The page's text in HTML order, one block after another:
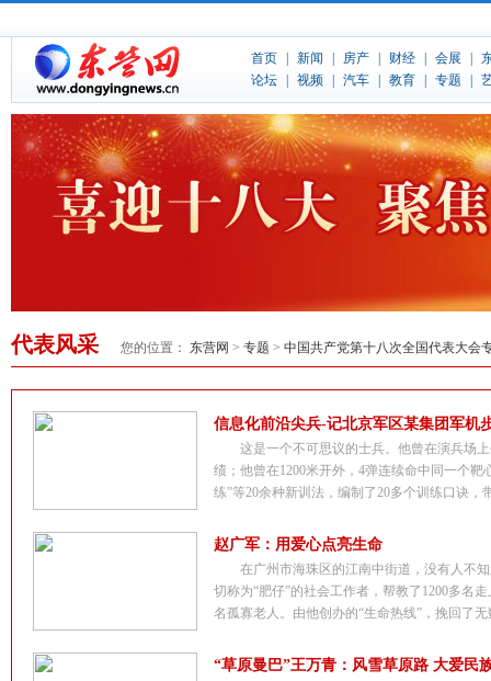
代表风采 您的位置： 东营网 > 专题 > 中国共产党第十八次全国代表大会
信息化前沿尖兵-记北京军区某集团军机
这是一个不可思议的士兵。他曾在演兵场
绩；他曾在1200米开外，4弹连续命中同一个靶
练”等20余种新训法，编制了20多个训练口诀，
赵广军：用爱心点亮生命
在广州市海珠区的江南中街道，没有人不
切称为“肥仔”的社会工作者，帮教了1200多名
名孤寡老人。由他创办的“生命热线”，挽回了
“草原曼巴”王万青：风雪草原路 大爱民